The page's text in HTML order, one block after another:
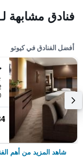
فنادق مشابهة
أفضل الفنادق في كيوتو
5
شاهد المزيد من أهم